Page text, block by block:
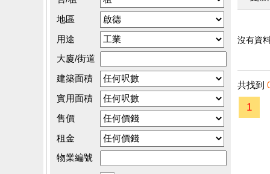
地區
用途
大廈/街道
建築面積
實用面積
售價
租金
物業編號
沒有資料
共找到
1